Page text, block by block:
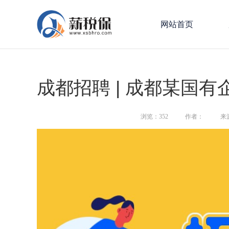
网站首页
成都招聘 | 成都某国有
浏览： 352 作者： 来